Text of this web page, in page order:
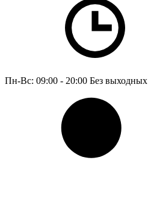
Пн-Вс: 09:00 - 20:00 Без выходных